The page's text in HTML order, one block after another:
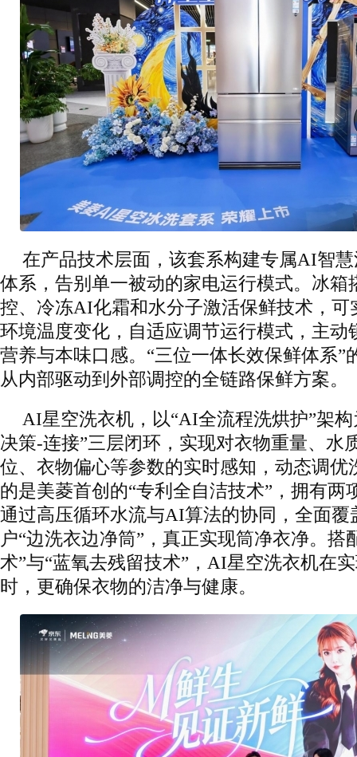
在产品技术层面，该套系构建专属AI智
体系，告别单一被动的家电运行模式。冰
控、冷冻AI化霜和水分子激活保鲜技术，可
环境温度变化，自适应调节运行模式，主动
营养与本味口感。“三位一体长效保鲜体系”
从内部驱动到外部调控的全链路保鲜方案。
AI星空洗衣机，以“AI全流程洗烘护”架
决策-连接”三层闭环，实现对衣物重量、水
位、衣物偏心等参数的实时感知，动态调优
的是美菱首创的“专利全自洁技术”，拥有两
通过高压循环水流与AI算法的协同，全面覆
户“边洗衣边净筒”，真正实现筒净衣净。搭
术”与“蓝氧去残留技术”，AI星空洗衣机在
时，更确保衣物的洁净与健康。